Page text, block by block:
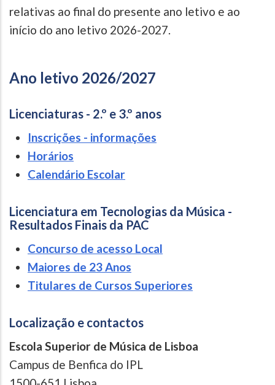
relativas ao final do presente ano letivo e ao
início do ano letivo 2026-2027.
Ano letivo 2026/2027
Licenciaturas - 2.º e 3.º anos
Inscrições - informações
Horários
Calendário Escolar
Licenciatura em Tecnologias da Música -
Resultados Finais da PAC
Concurso de acesso Local
Maiores de 23 Anos
Titulares de Cursos Superiores
Localização e contactos
Escola Superior de Música de Lisboa
Campus de Benfica do IPL